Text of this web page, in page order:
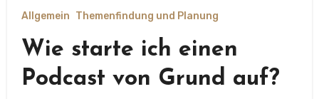
Allgemein Themenfindung und Planung
Wie starte ich einen
Podcast von Grund auf?